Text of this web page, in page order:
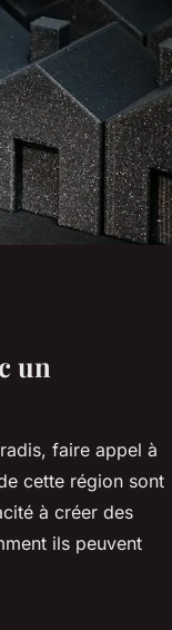
un
faire appel à
cette région sont
à créer des
ils peuvent